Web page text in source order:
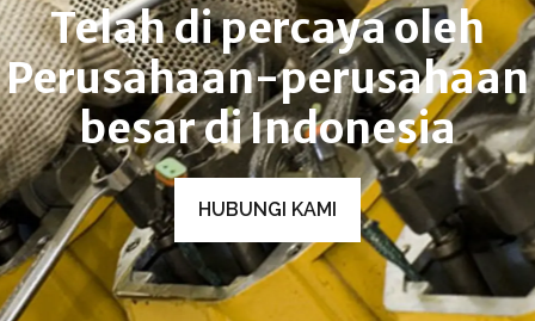
Telah di percaya oleh
Perusahaan-perusahaan
besar di Indonesia
HUBUNGI KAMI